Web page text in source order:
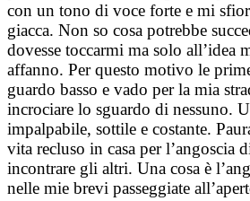
con un tono di voce forte e mi
giacca. Non so cosa potrebbe
dovesse toccarmi ma solo all’idea
affanno. Per questo motivo le
guardo basso e vado per la mia
incrociare lo sguardo di nessuno.
impalpabile, sottile e costante.
vita recluso in casa per l’angoscia
incontrare gli altri. Una cosa è
nelle mie brevi passeggiate